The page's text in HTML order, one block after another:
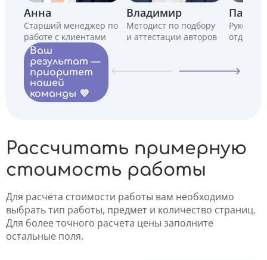
Анна
Старший менеджер по
работе с клиентами
Владимир
Методист по подбору
и аттестации авторов
Павел
отдела
Ваш
результат —
приоритет
нашей
команды 💜
Рассчитать примерную
стоимость работы
Для расчёта стоимости работы вам необходимо
выбрать тип работы, предмет и количество страниц.
Для более точного расчета цены заполните
остальные поля.